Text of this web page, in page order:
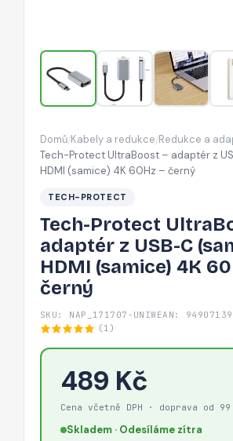
USB-
C
(samec)
na
(samice)
4K
černý
Domů/Kabely a redukce/Redukce a
Tech-Protect UltraBoost – adaptér z
HDMI (samice) 4K 60Hz – černý
TECH-PROTECT
Tech-Protect
adaptér z USB-C
HDMI (samice) 4K
černý
SKU: NAP_171707-UNIWEAN:
(1)
489 Kč
Cena včetně DPH · doprava od 99
Skladem · Odesíláme zítra